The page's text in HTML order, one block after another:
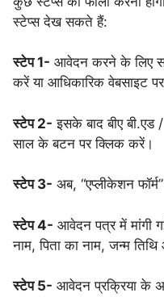
स्टेप्स देख सकते हैं:
स्टेप 1- आवेदन करने के लिए
करें या आधिकारिक वेबसाइट
स्टेप 2- इसके बाद बीए बी.एड
साल के बटन पर क्लिक करें।
स्टेप 3- अब, “एप्लीकेशन
स्टेप 4- आवेदन पत्र में मांगी
नाम, पिता का नाम, जन्म
स्टेप 5- आवेदन प्रक्रिया के